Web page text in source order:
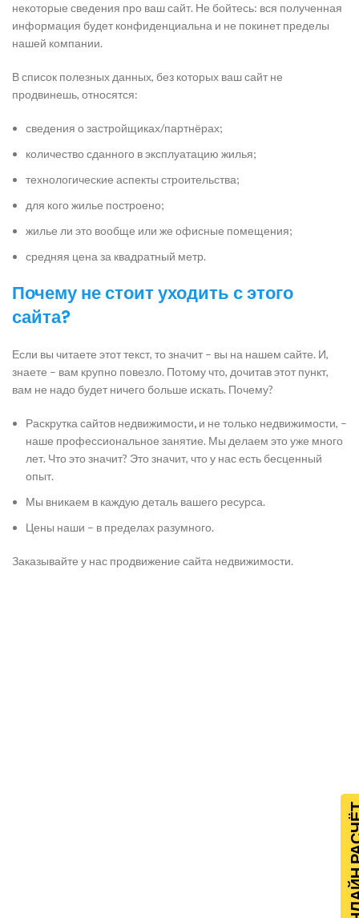
некоторые сведения про ваш сайт. Не бойтесь: вся полученная
информация будет конфиденциальна и не покинет пределы
нашей компании.
В список полезных данных, без которых ваш сайт не
продвинешь, относятся:
сведения о застройщиках/партнёрах;
количество сданного в эксплуатацию жилья;
технологические аспекты строительства;
для кого жилье построено;
жилье ли это вообще или же офисные помещения;
средняя цена за квадратный метр.
Почему не стоит уходить с этого
сайта?
Если вы читаете этот текст, то значит – вы на нашем сайте. И,
знаете – вам крупно повезло. Потому что, дочитав этот пункт,
вам не надо будет ничего больше искать. Почему?
Раскрутка сайтов недвижимости, и не только недвижимости, –
наше профессиональное занятие. Мы делаем это уже много
лет. Что это значит? Это значит, что у нас есть бесценный
опыт.
Мы вникаем в каждую деталь вашего ресурса.
Цены наши – в пределах разумного.
Заказывайте у нас продвижение сайта недвижимости.